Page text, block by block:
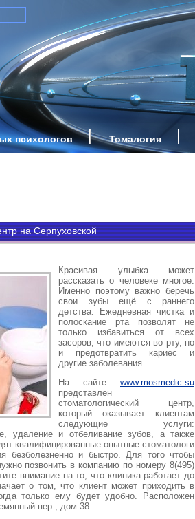
психологов Томалогия
на Серпуховской
Красивая улыбка может
рассказать о человеке многое.
Именно поэтому важно беречь
свои зубы ещё с раннего
детства. Ежедневная чистка и
полоскание рта позволят не
только избавиться от всех
засоров, что имеются во рту, но
и предотвратить кариес и
другие заболевания.
На сайте www.mosmedic.su
представлен
стоматологический центр,
который оказывает клиентам
следующие услуги:
удаление и отбеливание зубов, а также
квалифицированные опытные стоматологи
безболезненно и быстро. Для того чтобы
позвонить в компанию по номеру 8(495)
внимание на то, что клиника работает до
о том, что клиент может приходить в
только ему будет удобно. Расположен
пер., дом 38.